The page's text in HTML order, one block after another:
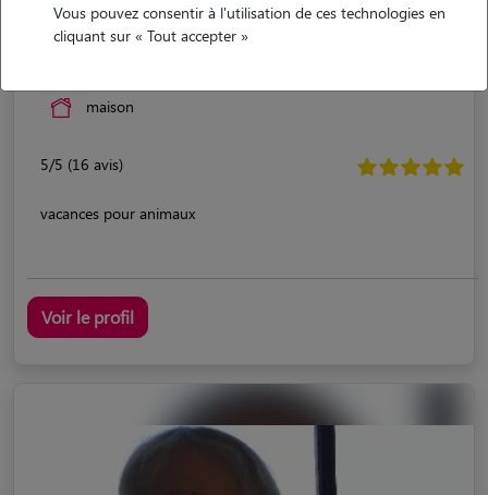
Helene
maison
5/5 (16 avis)
vacances pour animaux
Voir le profil
Vous pouvez consentir à l'utilisation de ces technologies en
cliquant sur « Tout accepter »